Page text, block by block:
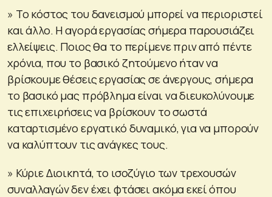
» Το κόστος του δανεισμού μπορεί να περιοριστεί
και άλλο. Η αγορά εργασίας σήμερα παρουσιάζει
ελλείψεις. Ποιος θα το περίμενε πριν από πέντε
χρόνια, που το βασικό ζητούμενο ήταν να
βρίσκουμε θέσεις εργασίας σε άνεργους, σήμερα
το βασικό μας πρόβλημα είναι να διευκολύνουμε
τις επιχειρήσεις να βρίσκουν το σωστά
καταρτισμένο εργατικό δυναμικό, για να μπορούν
να καλύπτουν τις ανάγκες τους.
» Κύριε Διοικητά, το ισοζύγιο των τρεχουσών
συναλλαγών δεν έχει φτάσει ακόμα εκεί όπου